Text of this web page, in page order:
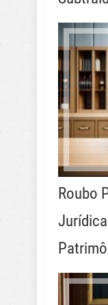
Roubo